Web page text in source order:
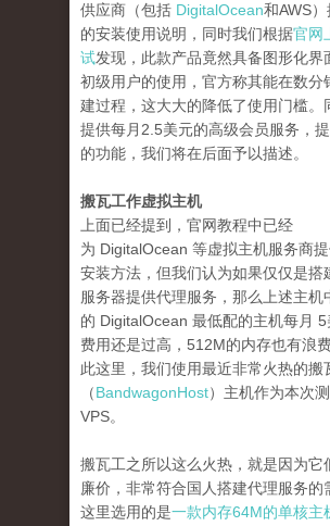
供应商（包括 DigitalOcean和AWS
的安装使用说明，同时我们根据官网
试发现，此款产品竟然具备图形化界
初级用户的使用，官方称其能在数分
建过程，这大大的降低了使用门槛。
提供每月2.5美元的高级会员服务，
的功能，我们将在后面予以描述。
搬瓦工作虚拟主机
上面已经提到，官网教程中已经
为 DigitalOcean 等虚拟主机服务商
安装方法，但我们认为如果仅仅是搭
服务器提供代理服务，那么上述主机
的 DigitalOcean 最低配的主机每月
费用还是过高，512M的内存也有浪
此这里，我们使用最近非常火热的搬
（BandwagonHost）主机作为本次
VPS。
搬瓦工之所以这么火热，就是因为它
廉价，非常符合国人搭建代理服务的
这里选用的是一款内存64M的单核主